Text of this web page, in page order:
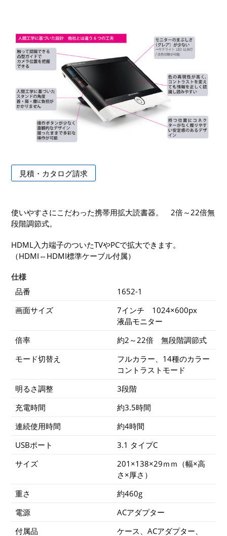
見積・カタログ請求
使いやすさにこだわった携帯用拡大読書器。 2倍～22倍無
段階調節式。
HDML入力端子のついたTVやPCで拡大できます。
（HDMI⇔HDMI標準ケーブル付属）
仕様
品番
1652-1
画面サイズ
7インチ 1024×600px
液晶モニター
倍率
約2～22倍 無段階調節式
モード切替え
フルカラー、14種のカラー
コントラストモード
明るさ調整
3段階
充電時間
約3.5時間
連続使用時間
約4時間
USBポート
3.1 タイプC
サイズ
201×138×29ｍｍ（幅×高
さ×厚さ）
重さ
約460g
電源
ACアダプター
付属品
ケース、ACアダプター、